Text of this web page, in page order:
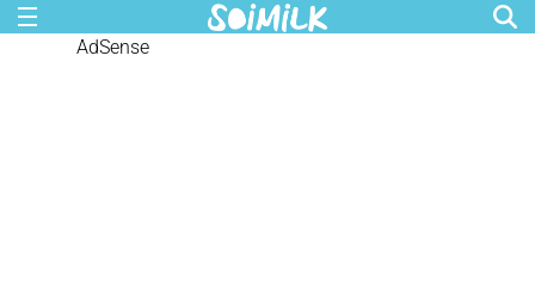
AdSense